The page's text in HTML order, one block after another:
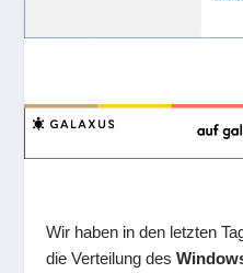
Wir haben in den letzten
die Verteilung des